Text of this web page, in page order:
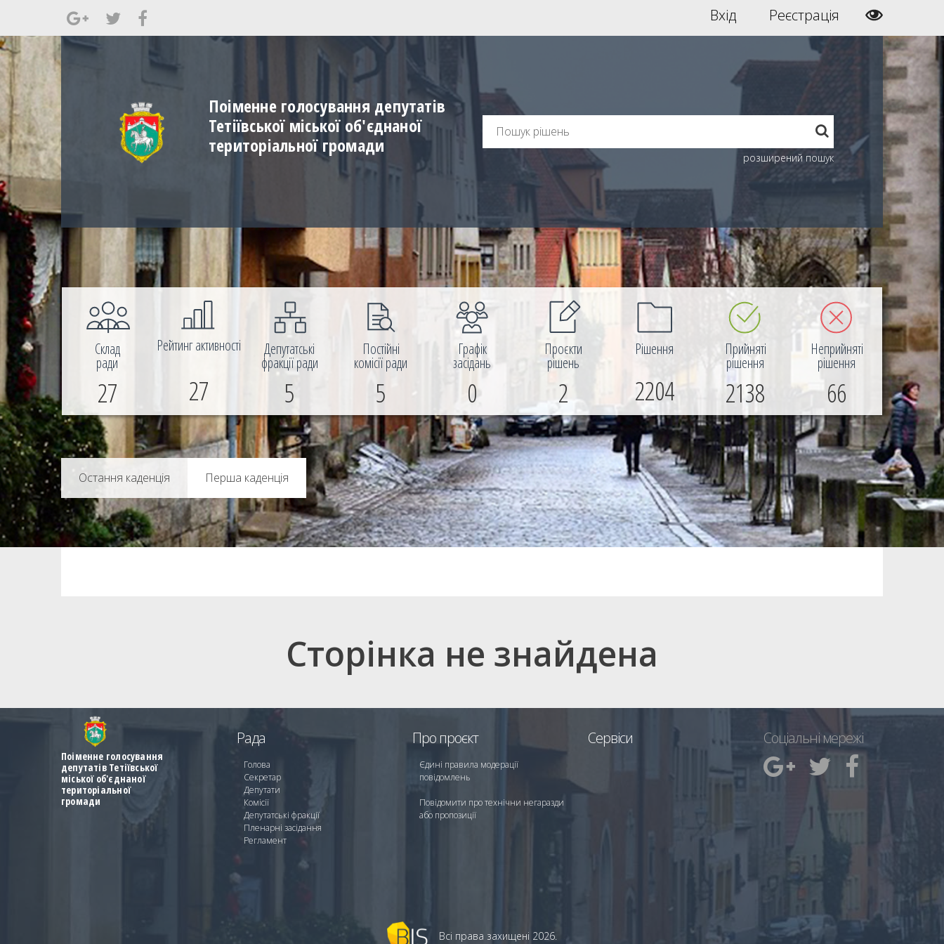
Вхід Реєстрація
Поіменне голосування депутатів
Тетіївської міської об'єднаної
територіальної громади
розширений пошук
Склад
ради
27
Рейтинг активності
27
Депутатські
фракції ради
5
Постійні
комісії ради
5
Графік
засідань
0
Проєкти
рішень
2
Рішення
2204
Прийняті
рішення
2138
Неприйняті
рішення
66
Перша каденція
Сторінка не знайдена
Поіменне голосування
депутатів Тетіївської
міської об'єднаної
територіальної
громади
Рада
Голова
Секретар
Депутати
Комісії
Депутатські фракції
Пленарні засідання
Регламент
Про проєкт
Єдині правила модерації
повідомлень
Повідомити про технічни негаразди
або пропозиції
Сервіси Соціальні мережі
Всі права захищені 2026.